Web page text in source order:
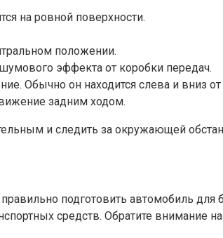
на ровной поверхности.
положении.
эффекта от коробки передач.
Обычно он находится слева и вниз от
задним ходом.
и следить за окружающей
подготовить автомобиль для
средств. Обратите внимание